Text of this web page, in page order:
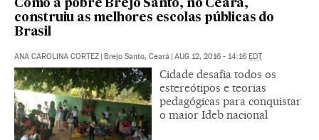
Como a pobre Brejo Santo, no Ceará,
construiu as melhores escolas públicas do
Brasil
ANA CAROLINA CORTEZ Brejo Santo, Ceará AUG 12, 2016 - 14:16 EDT
Cidade desafia todos os
estereótipos e teorias
pedagógicas para conquistar
o maior Ideb nacional